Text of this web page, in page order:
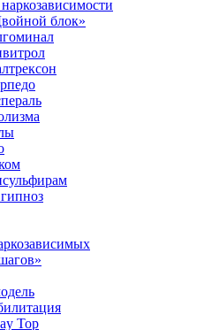
блок»
Top